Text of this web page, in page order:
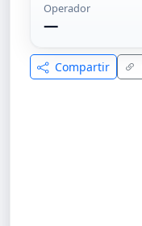
Operador
—
Compartir